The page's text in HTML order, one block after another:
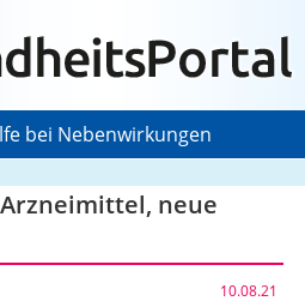
bei Nebenwirkungen
neue
10.08.21